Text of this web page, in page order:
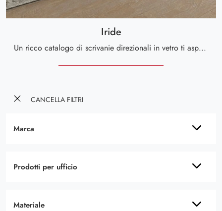
CANCELLA FILTRI
Marca
Prodotti per ufficio
Materiale
Iride
Un ricco catalogo di scrivanie direzionali in vetro ti aspetta! Il modello Iride di Bizzotto ti aspetta!